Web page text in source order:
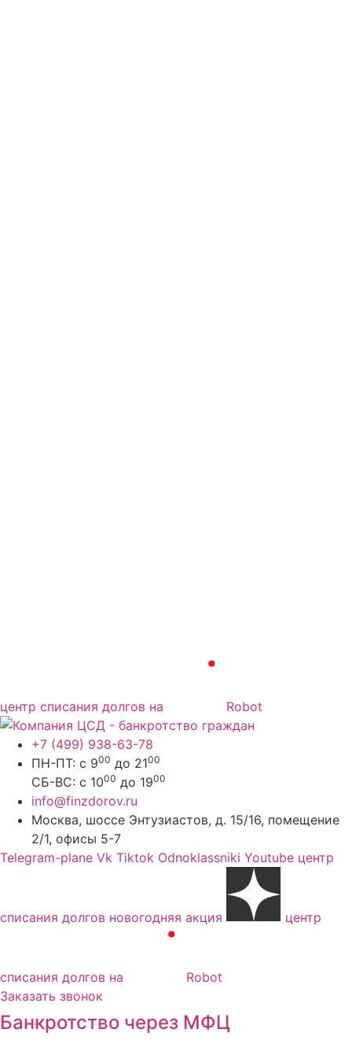
центр списания долгов на Robot
+7 (499) 938-63-78
ПН-ПТ: с 900 до 2100
СБ-ВС: с 1000 до 1900
info@finzdorov.ru
Москва, шоссе Энтузиастов, д. 15/16, помещение
2/1, офисы 5-7
Telegram-plane Vk Tiktok Odnoklassniki Youtube центр
списания долгов новогодняя акция центр
списания долгов на
Robot
Заказать звонок
Банкротство через МФЦ